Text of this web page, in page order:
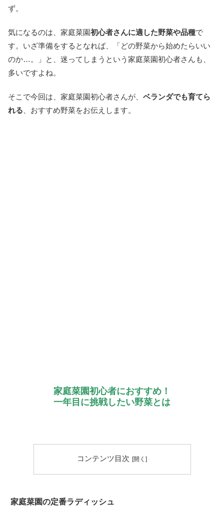
ず。
気になるのは、家庭菜園初心者さんに適した野菜や品種で
す。いざ準備をするとなれば、「どの野菜から始めたらいい
のか…。」と、迷ってしまうという家庭菜園初心者さんも、
多いですよね。
そこで今回は、家庭菜園初心者さんが、 ベランダでも育てら
れる 、おすすめ野菜をお伝えします。
家庭菜園初心者におすすめ！
一年目に挑戦したい野菜とは
コンテンツ目次
家庭菜園の定番ラディッシュ